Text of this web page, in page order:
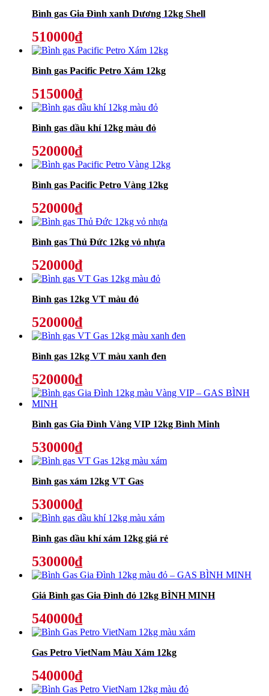
Bình gas Gia Đình xanh Dương 12kg Shell
510000₫
Bình gas Pacific Petro Xám 12kg
515000₫
Bình gas dầu khí 12kg màu đỏ
520000₫
Bình gas Pacific Petro Vàng 12kg
520000₫
Bình gas Thủ Đức 12kg vỏ nhựa
520000₫
Bình gas 12kg VT màu đỏ
520000₫
Bình gas 12kg VT màu xanh đen
520000₫
Bình gas Gia Đình Vàng VIP 12kg Bình Minh
530000₫
Bình gas xám 12kg VT Gas
530000₫
Bình gas dầu khí xám 12kg giá rẻ
530000₫
Giá Bình gas Gia Đình đỏ 12kg BÌNH MINH
540000₫
Gas Petro VietNam Màu Xám 12kg
540000₫